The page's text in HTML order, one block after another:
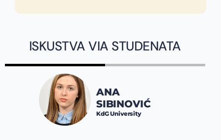
ISKUSTVA VIA STUDENATA
ANA
SIBINOVIĆ
KdG University